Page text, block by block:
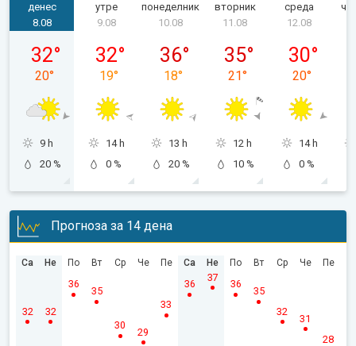
денес
сабота, 08.08
8.08
32°
20°
9 h
20 %
утре
9.08
32°
19°
14 h
0 %
понеделник
10.08
36°
18°
13 h
20 %
вторник
11.08
35°
21°
12 h
10 %
среда
12.08
30°
20°
14 h
0 %
Прогноза за 14 дена
Са
32
Не
32
По
36
Вт
35
Ср
30
Че
29
Пе
33
Са
36
Не
37
По
36
Вт
35
Ср
32
Че
31
Пе
28